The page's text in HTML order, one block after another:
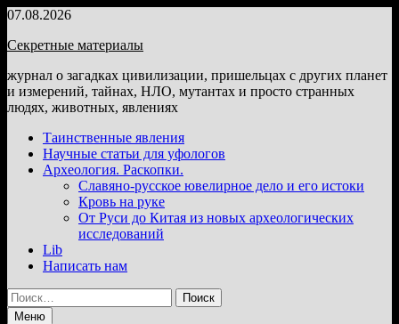
Перейти
содержимому
07.08.2026
Секретные материалы
журнал о загадках цивилизации, пришельцах с других планет
и измерений, тайнах, НЛО, мутантах и просто странных
людях, животных, явлениях
Таинственные явления
Научные статьи для уфологов
Археология. Раскопки.
Славяно-русское ювелирное дело и его истоки
Кровь на руке
От Руси до Китая из новых археологических
исследований
Lib
Написать нам
Найти:
Меню